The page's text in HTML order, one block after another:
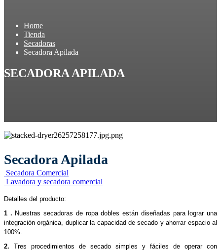
Home
Tienda
Secadoras
Secadora Apilada
SECADORA APILADA
Secadora Apilada
Secadora Comercial
Lavadora y secadora comercial
Detalles del producto:
1 . Nuestras secadoras de ropa dobles están diseñadas para lograr una
integración orgánica, duplicar la capacidad de secado y ahorrar espacio al
100%.
2. Tres procedimientos de secado simples y fáciles de operar con